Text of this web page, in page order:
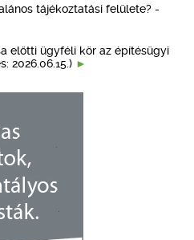
tájékoztatási felülete? -
előtti ügyféli kör az építésügyi
2026.06.15.)